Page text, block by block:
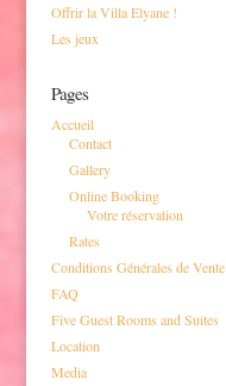
Offrir la Villa Elyane !
Les jeux
Pages
Accueil
Contact
Gallery
Online Booking
Votre réservation
Rates
Conditions Générales de Vente
FAQ
Five Guest Rooms and Suites
Location
Media